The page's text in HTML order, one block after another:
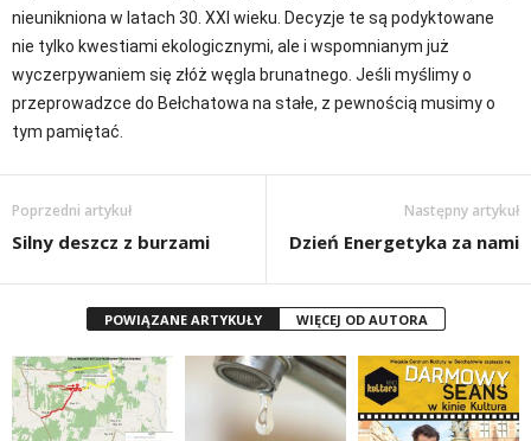
nieunikniona w latach 30. XXI wieku. Decyzje te są podyktowane
nie tylko kwestiami ekologicznymi, ale i wspomnianym już
wyczerpywaniem się złóż węgla brunatnego. Jeśli myślimy o
przeprowadzce do Bełchatowa na stałe, z pewnością musimy o
tym pamiętać.
Poprzedni artykuł
Silny deszcz z burzami
Następny artykuł
Dzień Energetyka za nami
POWIĄZANE ARTYKUŁY WIĘCEJ OD AUTORA